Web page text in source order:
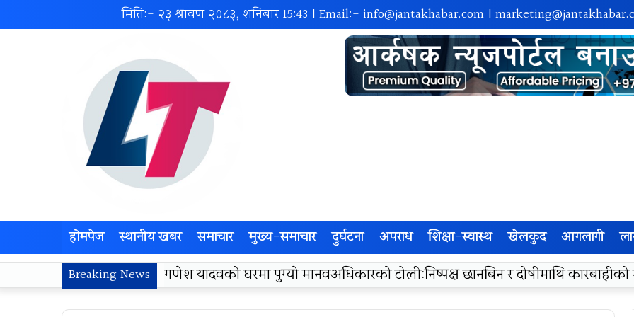
मिति:- २३ श्रावण २०८३, शनिबार15:43 | Email:- info@jantakhabar.com |
होमपेज स्थानीय खबर समाचार मुख्य-समाचार दुर्घटना अपराध शिक्षा-स्वास्थ खेलकुद आगलागी
Breaking News लोकज्योती उत्थान केन्द्रद्वारा अम्बासमा १०५ विपन्न विद्यार्थीलाई शैक्षिक तथा खेलकुद